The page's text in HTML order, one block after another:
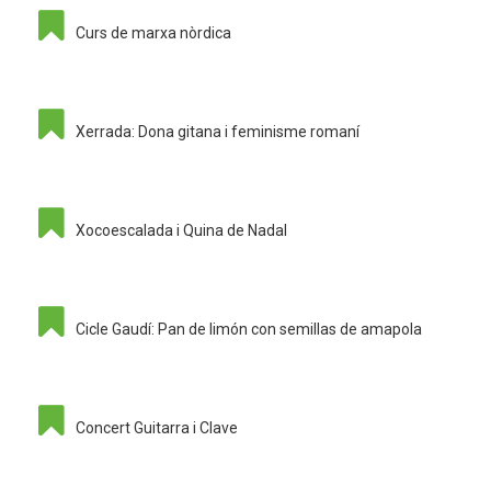
Curs de marxa nòrdica
Xerrada: Dona gitana i feminisme romaní
Xocoescalada i Quina de Nadal
Cicle Gaudí: Pan de limón con semillas de amapola
Concert Guitarra i Clave